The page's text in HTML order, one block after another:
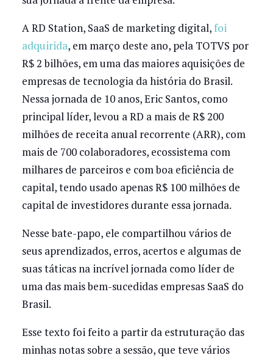
A RD Station, SaaS de marketing digital, foi
adquirida, em março deste ano, pela TOTVS por
R$ 2 bilhões, em uma das maiores aquisições de
empresas de tecnologia da história do Brasil.
Nessa jornada de 10 anos, Eric Santos, como
principal líder, levou a RD a mais de R$ 200
milhões de receita anual recorrente (ARR), com
mais de 700 colaboradores, ecossistema com
milhares de parceiros e com boa eficiência de
capital, tendo usado apenas R$ 100 milhões de
capital de investidores durante essa jornada.
Nesse bate-papo, ele compartilhou vários de
seus aprendizados, erros, acertos e algumas de
suas táticas na incrível jornada como líder de
uma das mais bem-sucedidas empresas SaaS do
Brasil.
Esse texto foi feito a partir da estruturação das
minhas notas sobre a sessão, que teve vários